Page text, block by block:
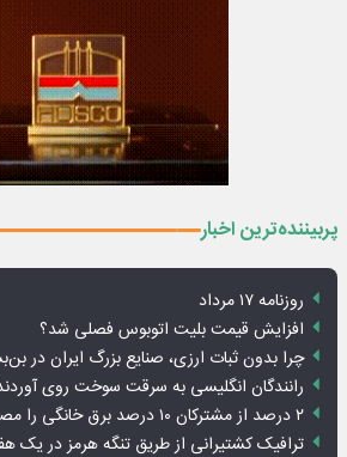
پربیننده‌ترین اخبار
روزنامه ۱۷ مرداد
افزایش قیمت بلیت اتوبوس فصلی شد؟
چرا بدون ثبات ارزی، صنایع بزرگ ایران در
رانندگان انگلیسی به سرقت سوخت روی
۲ درصد از مشترکان ۱۰ درصد برق خانگی را مصرف می‌کنند!